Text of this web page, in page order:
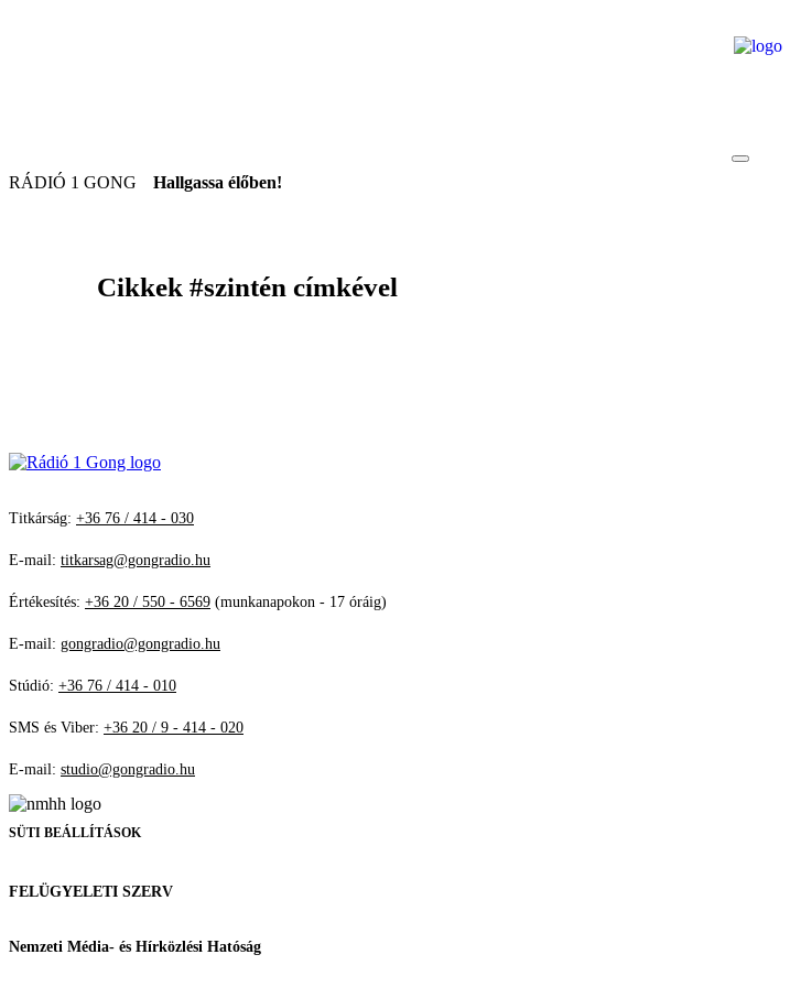
RÁDIÓ 1 GONG Hallgassa élőben!
Cikkek #szintén címkével
Titkárság: +36 76 / 414 - 030
E-mail: titkarsag@gongradio.hu
Értékesítés: +36 20 / 550 - 6569 (munkanapokon - 17 óráig)
E-mail: gongradio@gongradio.hu
Stúdió: +36 76 / 414 - 010
SMS és Viber: +36 20 / 9 - 414 - 020
E-mail: studio@gongradio.hu
SÜTI BEÁLLÍTÁSOK
FELÜGYELETI SZERV
Nemzeti Média- és Hírközlési Hatóság